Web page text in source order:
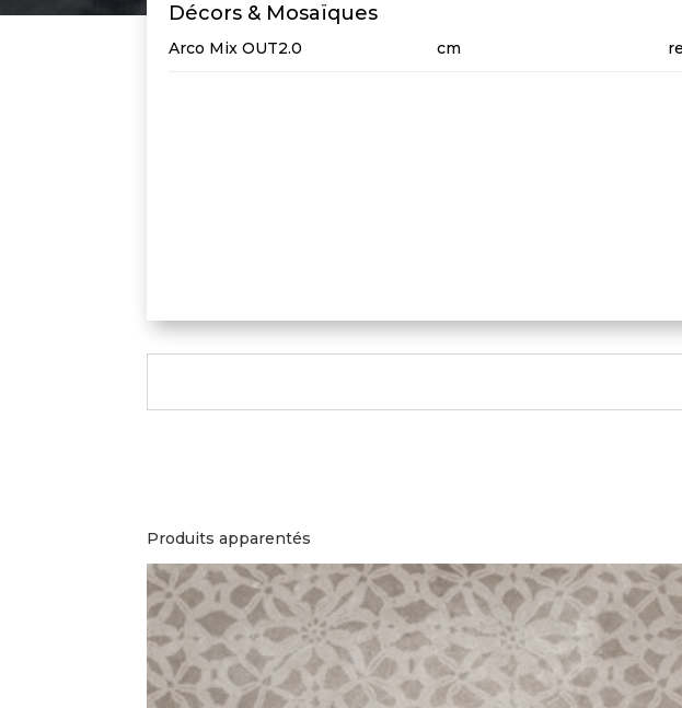
Décors & Mosaïques
Arco Mix OUT2.0 cm
Produits apparentés